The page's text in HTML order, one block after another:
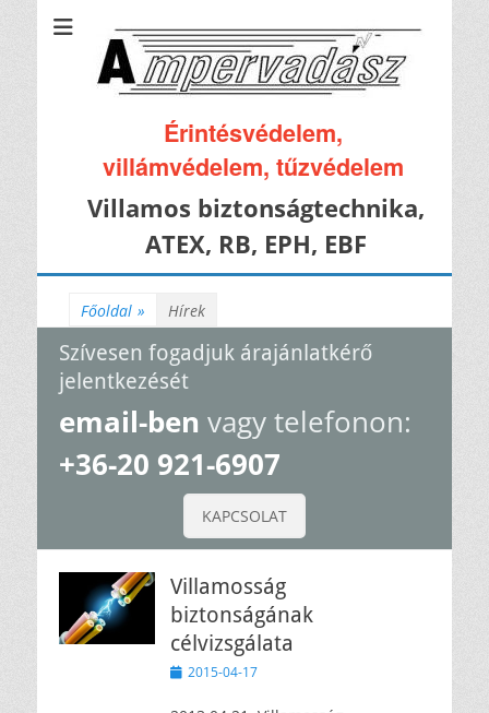
Érintésvédelem,
villámvédelem, tűzvédelem
Villamos biztonságtechnika,
ATEX, RB, EPH, EBF
Főoldal » Hírek
Szívesen fogadjuk árajánlatkérő
jelentkezését
email-ben vagy telefonon:
+36-20 921-6907
KAPCSOLAT
Villamosság
biztonságának
célvizsgálata
Közzétéve
2015-04-17